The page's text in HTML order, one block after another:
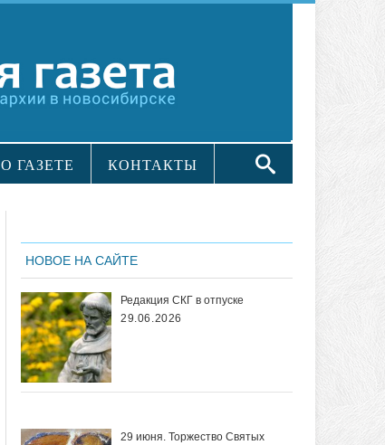
О ГАЗЕТЕ КОНТАКТЫ
НОВОЕ НА САЙТЕ
Редакция СКГ в отпуске
29.06.2026
29 июня. Торжество Святых